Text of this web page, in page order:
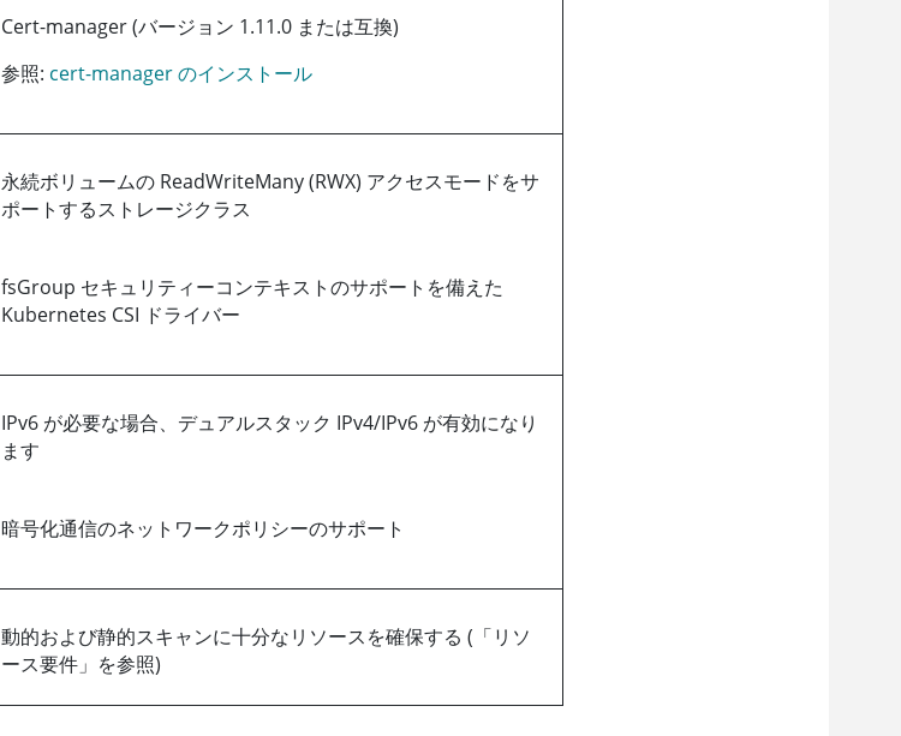
Cert-manager (バージョン 1.11.0 または互換)
参照: cert-manager のインストール
永続ボリュームの ReadWriteMany (RWX) アクセスモードをサ
ポートするストレージクラス
fsGroup セキュリティーコンテキストのサポートを備えた
Kubernetes CSI ドライバー
IPv6 が必要な場合、デュアルスタック IPv4/IPv6 が有効になり
ます
暗号化通信のネットワークポリシーのサポート
動的および静的スキャンに十分なリソースを確保する (「リソ
ース要件」を参照)